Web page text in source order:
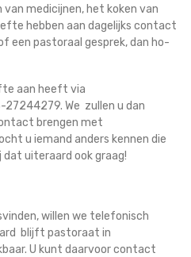
van medicijnen, het koken van
hebben aan dagelijks contact
een pastoraal gesprek, dan ho-
aan heeft via
We zullen u dan
brengen met
u iemand anders kennen die
dat uiteraard ook graag!
willen we telefonisch
blijft pastoraat in
U kunt daarvoor contact